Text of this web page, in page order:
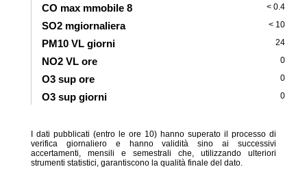
< 0.4
< 10
24
0
0
0
I dati pubblicati (entro le ore 10) hanno superato il processo di
verifica giornaliero e hanno validità sino ai successivi
accertamenti, mensili e semestrali che, utilizzando ulteriori
strumenti statistici, garantiscono la qualità finale del dato.